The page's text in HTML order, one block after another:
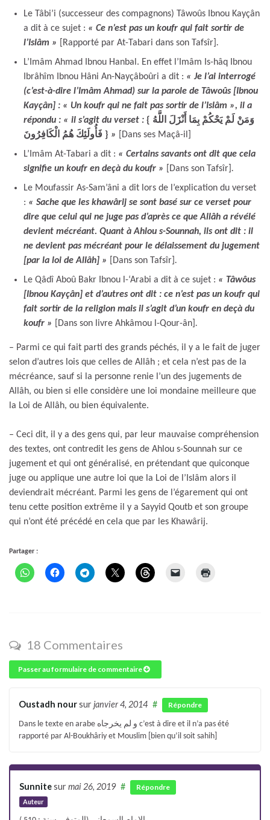
Le Tâbi’i (successeur des compagnons) Tâwoûs Ibnou Kayçân
a dit à ce sujet : « Ce n’est pas un koufr qui fait sortir de
l’Islâm »
[Rapporté par At-Tabari dans son Tafsîr] .
L’Imâm Ahmad Ibnou Hanbal. En effet l’Imâm Is-hâq Ibnou
Ibrâhîm Ibnou Hâni An-Nayçâboûri a dit : « Je l’ai interrogé
(c’est-à-dire l’Imâm Ahmad) sur la parole de Tâwoûs [Ibnou
Kayçân] : « Un koufr qui ne fait pas sortir de l’Islâm », il a
répondu : « il s’agit du verset : { وَمَنْ لَمْ يَحْكُمْ بِمَا أَنْزَلَ اللَّهُ
فَأُولَئِكَ هُمُ الْكَافِرُونَ } »
[Dans ses Maçâ-il]
L’Imâm At-Tabari a dit : « Certains savants ont dit que cela
signifie un koufr en deçà du koufr »
[Dans son Tafsîr] .
Le Moufassir As-Sam’âni a dit lors de l’explication du verset
: « Sache que les khawârij se sont basé sur ce verset pour
dire que celui qui ne juge pas d’après ce que Allâh a révélé
devient mécréant. Quant à Ahlou s-Sounnah, ils ont dit : il
ne devient pas mécréant pour le délaissement du jugement
[par la loi de Allâh] »
[Dans son Tafsîr] .
Le Qâdî Aboû Bakr Ibnou l-‘Arabi a dit à ce sujet : « Tâwôus
[Ibnou Kayçân] et d’autres ont dit : ce n’est pas un koufr qui
fait sortir de la religion mais il s’agit d’un koufr en deçà du
koufr »
[Dans son livre Ahkâmou l-Qour-ân] .
– Parmi ce qui fait parti des grands péchés, il y a le fait de juger
selon d’autres lois que celles de Allâh ; et cela n’est pas de la
mécréance, sauf si la personne renie l’un des jugements de
Allâh, ou bien si elle considère une loi mondaine meilleure que
la Loi de Allâh, ou bien équivalente.
– Ceci dit, il y a des gens qui, par leur mauvaise compréhension
des textes, ont contredit les gens de Ahlou s-Sounnah sur ce
jugement et qui ont généralisé, en prétendant que quiconque
juge ou applique une autre loi que la Loi de l’Islâm alors il
deviendrait mécréant. Parmi les gens de l’égarement qui ont
tenu cette position extrême il y a Sayyid Qoutb et son groupe
qui n’ont été précédé en cela que par les Khawârij.
Partager :
18 Commentaires
Passer au formulaire de commentaire
Oustadh noursur janvier 4, 2014 # Répondre
Dans le texte en arabe و لم يخرجاه c’est à dire et il n’a pas été
rapporté par Al-Boukhâriy et Mouslim [bien qu’il soit sahih]
Sunnitesur mai 26, 2019
Auteur
# Répondre